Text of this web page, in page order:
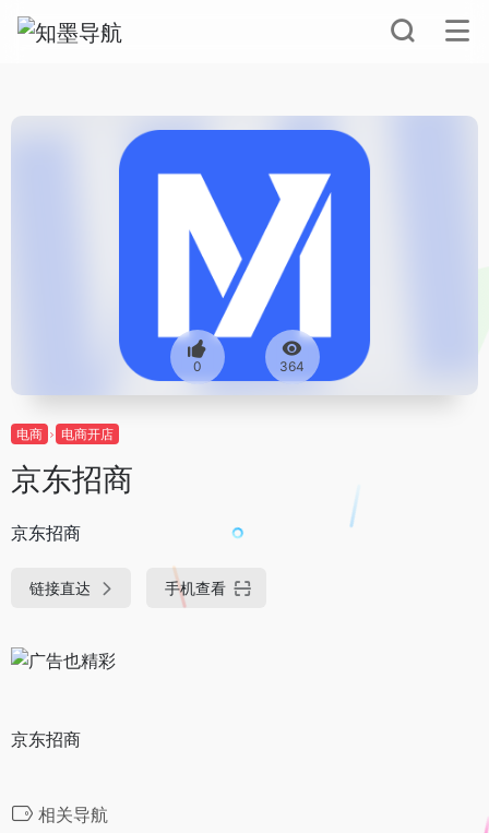
0 364
电商 电商开店
京东招商
京东招商
链接直达 手机查看
京东招商
相关导航